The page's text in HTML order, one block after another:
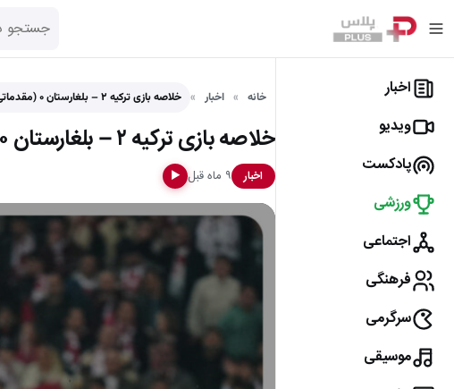
اخبار
ویدیو
پادکست
ورزشی
اجتماعی
فرهنگی
سرگرمی
موسیقی
خانه اخبار خلاصه بازی ترکیه ۲ – بلغارستان ۰ (مقدماتی جام جهانی…
خلاصه بازی ترکیه ۲ – بلغارستان ۰ (مقدماتی جام جهانی 2026)
اخبار ۹ ماه قبل ▶